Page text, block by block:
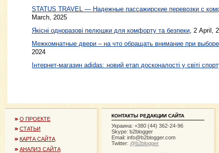
STATUS TRAVEL — Надежные пассажирские перевозки с
March, 2025
Якісні одноразові пелюшки для комфорту та безпеки , 2 April,
Межкомнатные двери – на что обращать внимание при
2024
Інтернет-магазин adidas: новий етап досконалості у світі
О ПРОЕКТЕ
СТАТЬИ
КАРТА САЙТА
АНАЛИЗ САЙТА
КОНТАКТЫ РЕДАКЦИИ САЙТА
Украина: +380 (44) 362-24-96
Skype: b2blogger
Email: info@b2blogger.com
Twitter: @b2blogger